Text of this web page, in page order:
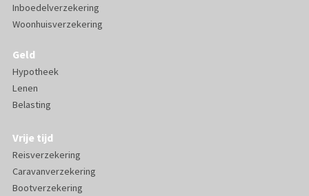
Inboedelverzekering
Woonhuisverzekering
Geld
Hypotheek
Lenen
Belasting
Vrije tijd
Reisverzekering
Caravanverzekering
Bootverzekering